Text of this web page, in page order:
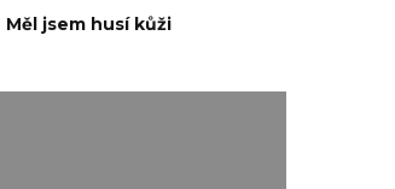
Měl jsem husí kůži